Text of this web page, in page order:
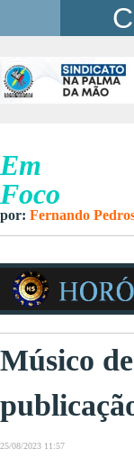
Em
Foco
por: Fernando
Músico
25/08/2023 11:57